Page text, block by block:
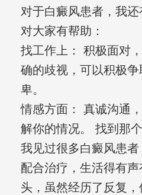
对于白癜风患者，我
对大家有帮助：
找工作上： 积极面对
确的歧视，可以积极
卑。
情感方面： 真诚沟通
解你的情况。 找到那
我见过很多白癜风患者
配合治疗，生活得有
头，虽然经历了反复